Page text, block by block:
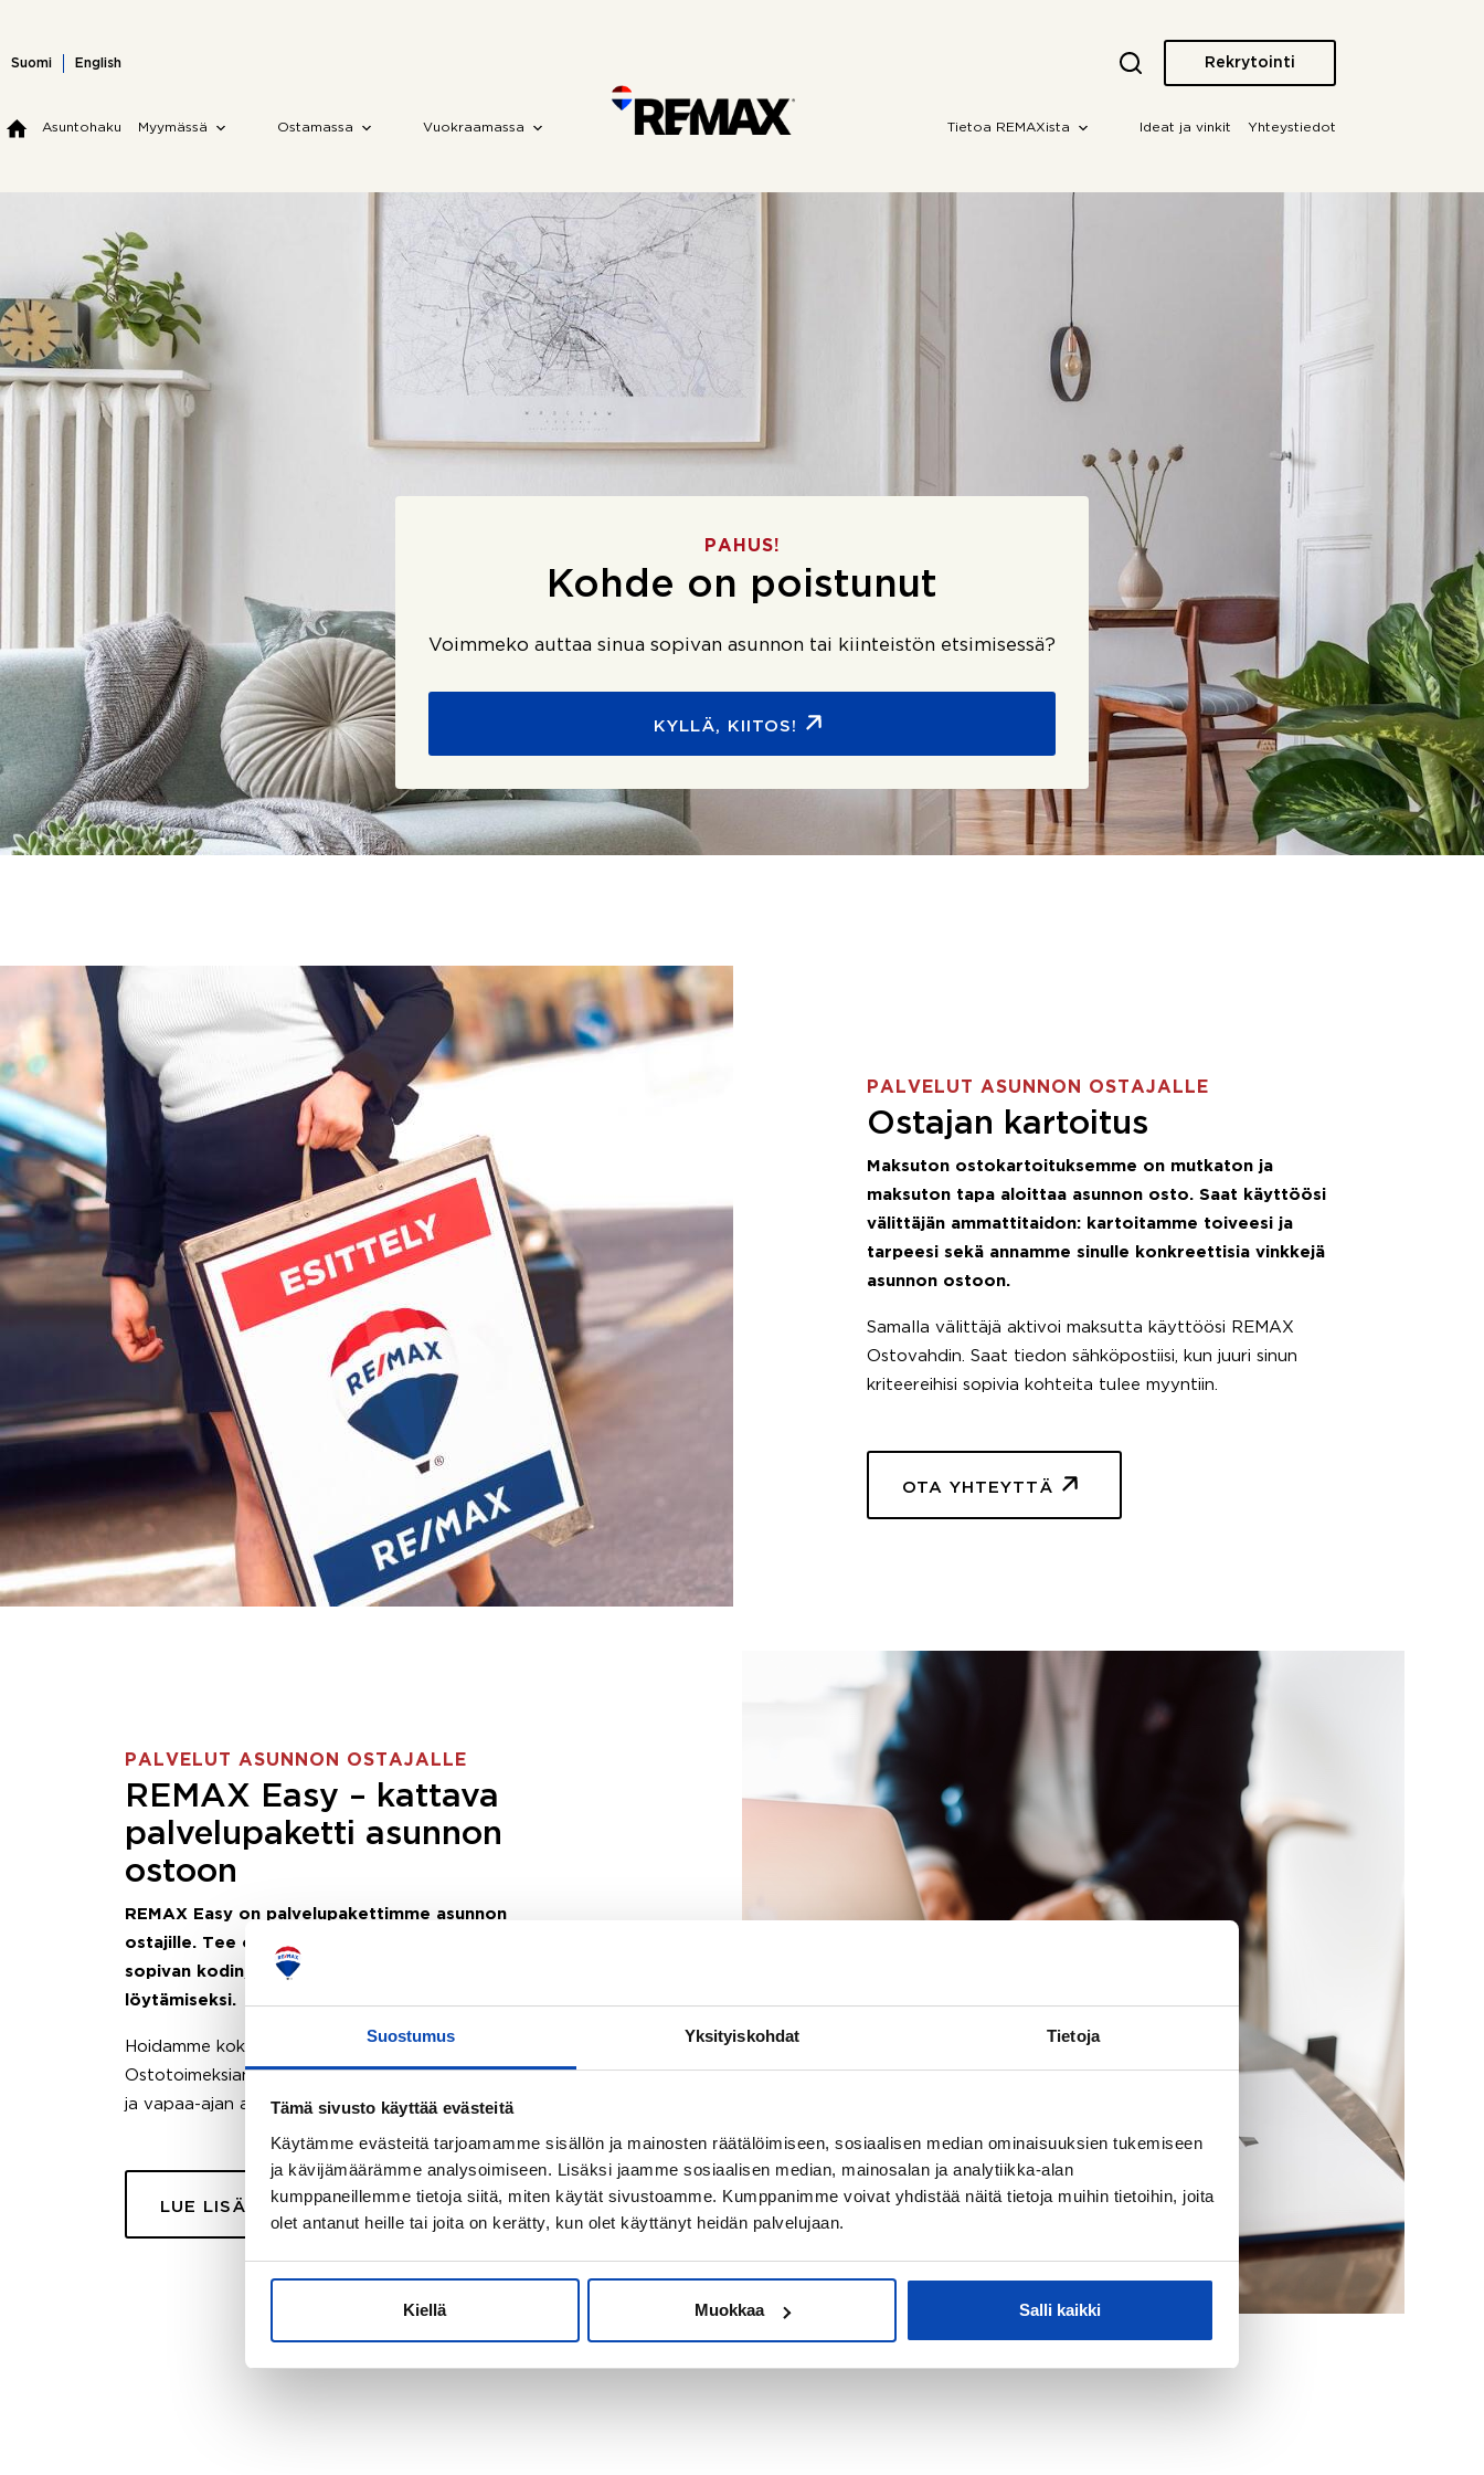
Suostumus Yksityiskohdat Tietoja
Tämä sivusto käyttää evästeitä
Käytämme evästeitä tarjoamamme sisällön ja mainosten räätälöimiseen, sosiaalisen median ominaisuuksien tukemiseen
ja kävijämäärämme analysoimiseen. Lisäksi jaamme sosiaalisen median, mainosalan ja analytiikka-alan
kumppaneillemme tietoja siitä, miten käytät sivustoamme. Kumppanimme voivat yhdistää näitä tietoja muihin tietoihin, joita
olet antanut heille tai joita on kerätty, kun olet käyttänyt heidän palvelujaan.
Kiellä Muokkaa Salli kaikki
content
Suomi English Rekrytointi
Asuntohaku Myymässä Ostamassa Vuokraamassa Tietoa REMAXista Ideat ja vinkit Yhteystiedot
PAHUS!
Kohde on poistunut
Voimmeko auttaa sinua sopivan asunnon tai kiinteistön etsimisessä?
KYLLÄ, KIITOS!
PALVELUT ASUNNON OSTAJALLE
Ostajan kartoitus
Maksuton ostokartoituksemme on mutkaton ja
maksuton tapa aloittaa asunnon osto. Saat käyttöösi
välittäjän ammattitaidon: kartoitamme toiveesi ja
tarpeesi sekä annamme sinulle konkreettisia vinkkejä
asunnon ostoon.
Samalla välittäjä aktivoi maksutta käyttöösi REMAX
Ostovahdin. Saat tiedon sähköpostiisi, kun juuri sinun
kriteereihisi sopivia kohteita tulee myyntiin.
OTA YHTEYTTÄ
PALVELUT ASUNNON OSTAJALLE
REMAX Easy – kattava
palvelupaketti asunnon
ostoon
REMAX Easy on palvelupakettimme asunnon
ostajille. Tee ostotoimeksianto ja etsimme juuri sinulle
sopivan kodin, eikä sinun tarvitse nähdä vaivaa sen
löytämiseksi.
Hoidamme koko ostoprosessin puolestasi.
Ostotoimeksiantopalvelumme sopii myös esimerkiksi sijoitus-
ja vapaa-ajan asuntojen ostoon.
LUE LISÄÄ